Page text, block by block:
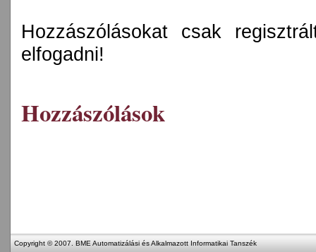
Hozzászólásokat csak
elfogadni!
Hozzászólások
Copyright © 2007. BME Automatizálási és Alkalmazott Informatikai Tanszék